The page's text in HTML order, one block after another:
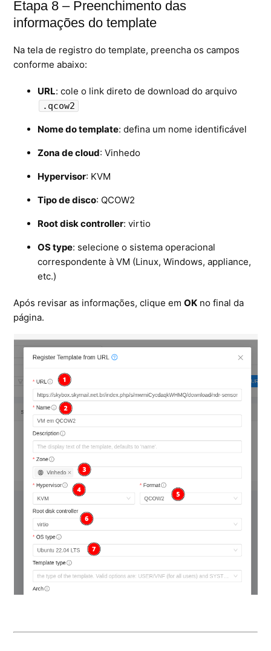
Etapa 8 – Preenchimento das
informações do template
Na tela de registro do template, preencha os campos
conforme abaixo:
URL: cole o link direto de download do arquivo
.qcow2
Nome do template: defina um nome identificável
Zona de cloud: Vinhedo
Hypervisor: KVM
Tipo de disco: QCOW2
Root disk controller: virtio
OS type: selecione o sistema operacional
correspondente à VM (Linux, Windows, appliance,
etc.)
Após revisar as informações, clique emOK no final da
página.